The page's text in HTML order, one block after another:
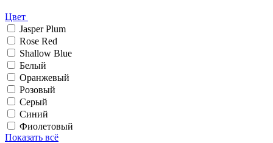
Цвет
Jasper Plum
Rose Red
Shallow Blue
Белый
Оранжевый
Розовый
Серый
Синий
Фиолетовый
Показать всё